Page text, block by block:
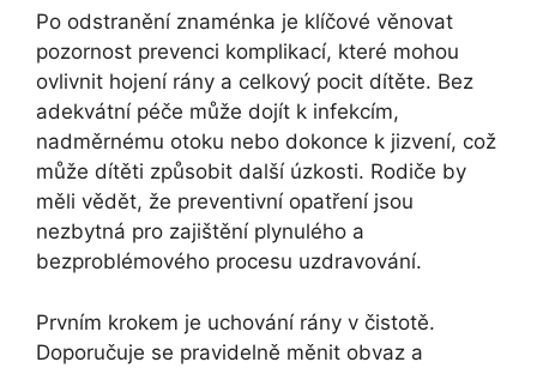
Po odstranění znaménka je klíčové věnovat
pozornost prevenci komplikací, které mohou
ovlivnit hojení rány a celkový pocit dítěte. Bez
adekvátní péče může dojít k infekcím,
nadměrnému otoku nebo dokonce k jizvení, což
může dítěti způsobit další úzkosti. Rodiče by
měli vědět, že preventivní opatření jsou
nezbytná pro zajištění plynulého a
bezproblémového procesu uzdravování.
Prvním krokem je uchování rány v čistotě.
Doporučuje se pravidelně měnit obvaz a